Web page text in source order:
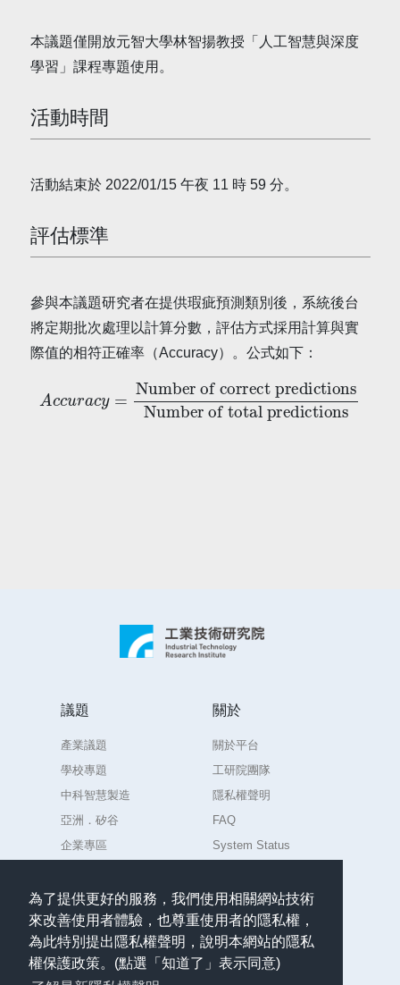
為了提供更好的服務，我們使用相關網站技術
來改善使用者體驗，也尊重使用者的隱私權，
為此特別提出隱私權聲明，說明本網站的隱私
權保護政策。(點選「知道了」表示同意)
本議題僅開放元智大學林智揚教授「人工智慧與深度
學習」課程專題使用。
活動時間
活動結束於 2022/01/15 午夜 11 時 59 分。
評估標準
參與本議題研究者在提供瑕疵預測類別後，系統後台
將定期批次處理以計算分數，評估方式採用計算與實
際值的相符正確率（Accuracy）。公式如下：
acy=
Number of correct predictionsNumber of total predictions
議題
產業議題
學校專題
中科智慧製造
亞洲．矽谷
企業專區
關於
關於平台
工研院團隊
隱私權聲明
FAQ
System Status
聯絡
任何意見或問題請聯絡
admin.AIdea@itri.org.tw